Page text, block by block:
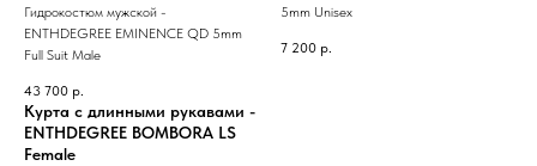
Гидрокостюм мужской -
ENTHDEGREE EMINENCE QD 5mm
Full Suit Male
43 700 р.
5mm Unisex
7 200 р.
Курта с длинными рукавами -
ENTHDEGREE BOMBORA LS
Female